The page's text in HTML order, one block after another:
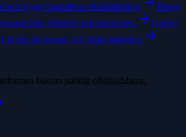
och bygg framtidens elbilsladdning.
Blogg
från eMabler och branschen.
Guider
Lär dig att lansera och skala laddning.
bakom pålitlig elbilsladdning.